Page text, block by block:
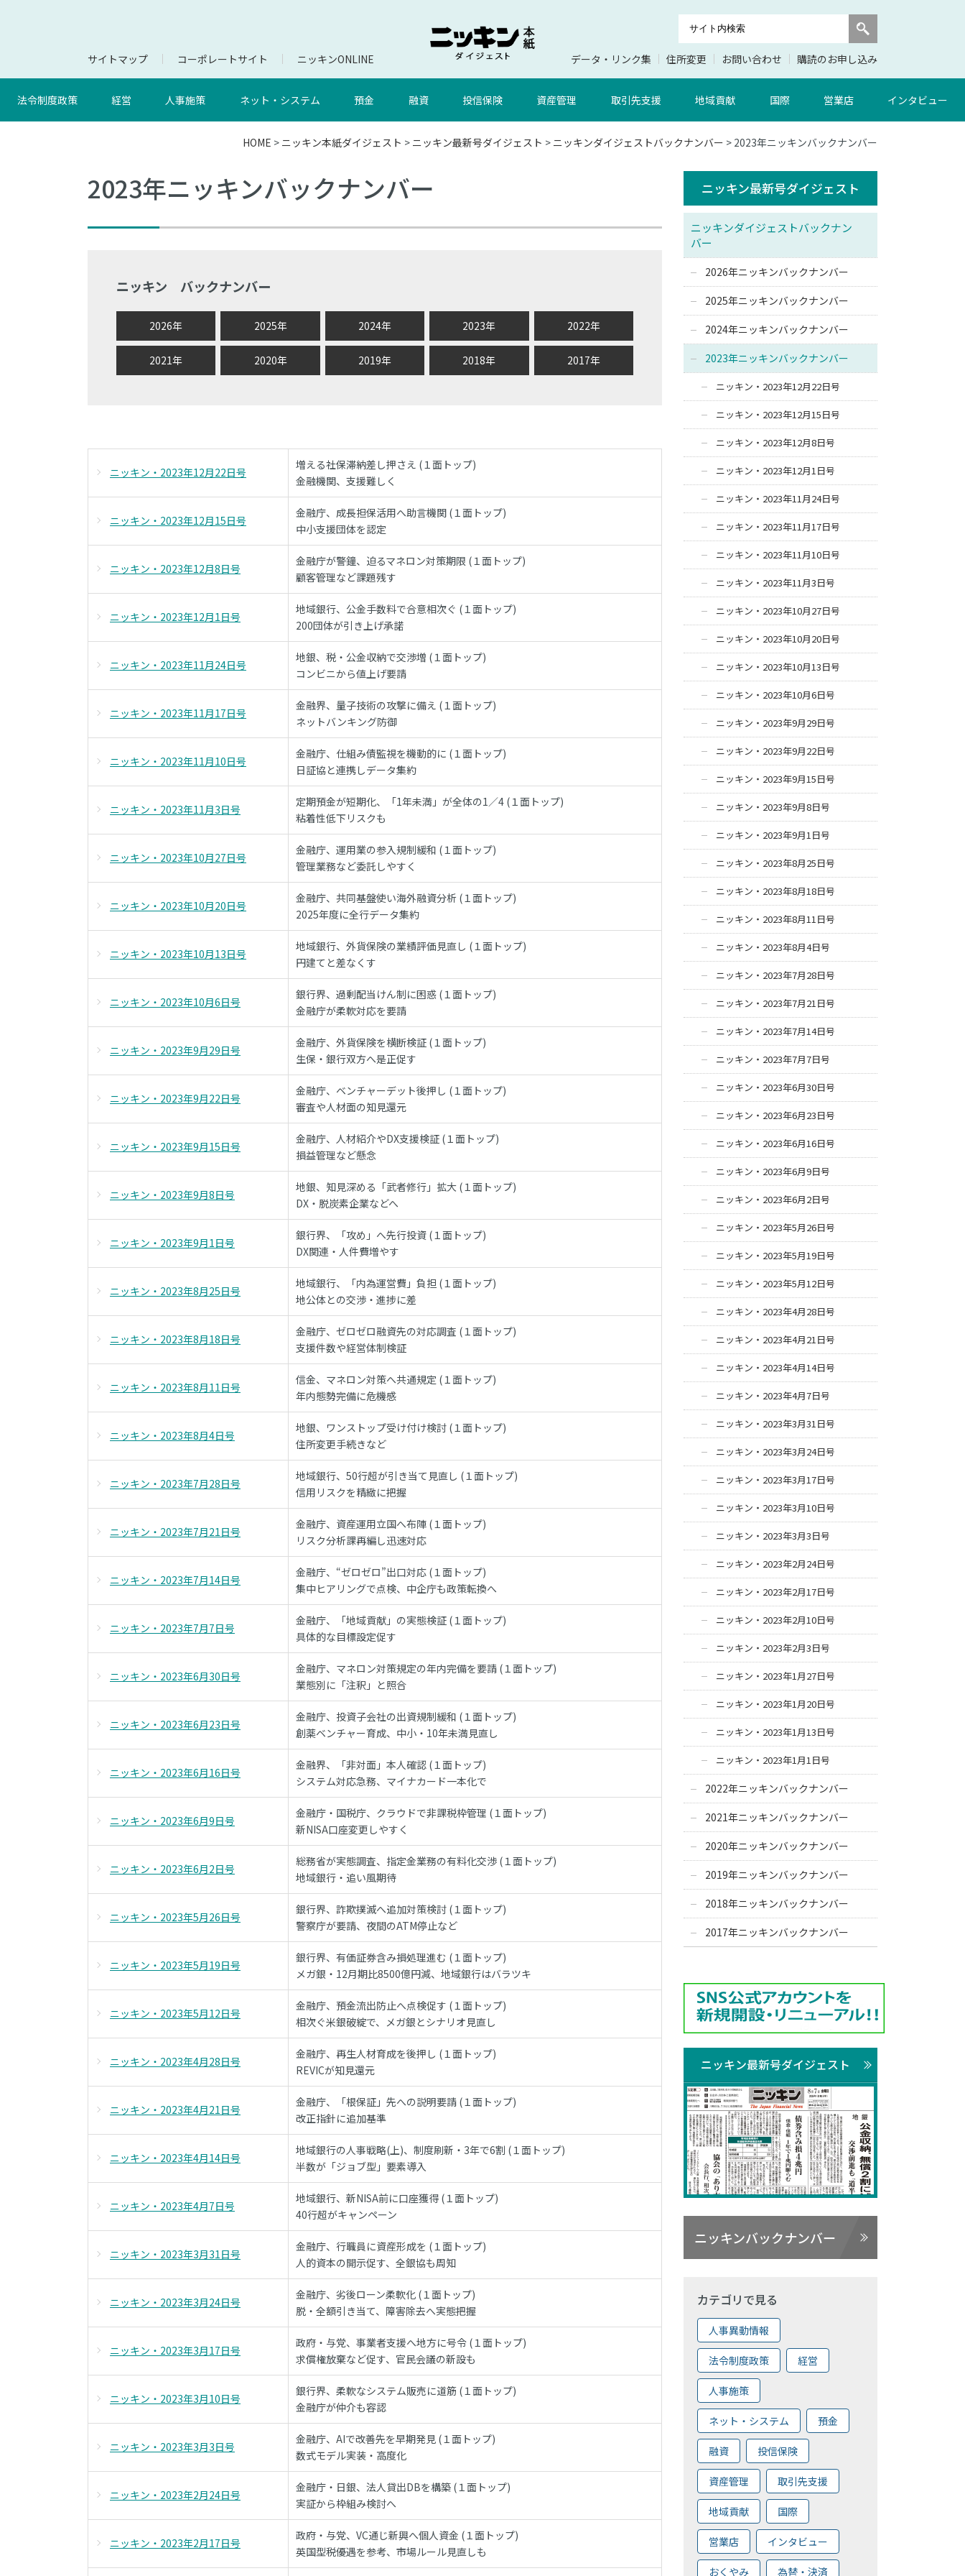
サイトマップ コーポレートサイト ニッキンONLINE データ・リンク集 住所変更 お問い合わせ 購読のお申し込み
法令制度政策 経営 人事施策 ネット・システム 預金 融資 投信保険 資産管理 取引先支援 地域貢献 国際 営業店 インタビュー
HOME > ニッキン本紙ダイジェスト > ニッキン最新号ダイジェスト > ニッキンダイジェストバックナンバー > 2023年ニッキンバックナンバー
2023年ニッキンバックナンバー
ニッキン バックナンバー
2026年 2025年 2024年 2023年 2022年
2021年 2020年 2019年 2018年 2017年
ニッキン・2023年12月22日号
増える社保滞納差し押さえ (１面トップ)
金融機関、支援難しく
ニッキン・2023年12月15日号
金融庁、成長担保活用へ助言機関 (１面トップ)
中小支援団体を認定
ニッキン・2023年12月8日号
金融庁が警鐘、迫るマネロン対策期限 (１面トップ)
顧客管理など課題残す
ニッキン・2023年12月1日号
地域銀行、公金手数料で合意相次ぐ (１面トップ)
200団体が引き上げ承諾
ニッキン・2023年11月24日号
地銀、税・公金収納で交渉増 (１面トップ)
コンビニから値上げ要請
ニッキン・2023年11月17日号
金融界、量子技術の攻撃に備え (１面トップ)
ネットバンキング防御
ニッキン・2023年11月10日号
金融庁、仕組み債監視を機動的に (１面トップ)
日証協と連携しデータ集約
ニッキン・2023年11月3日号
定期預金が短期化、「1年未満」が全体の1／4 (１面トップ)
粘着性低下リスクも
ニッキン・2023年10月27日号
金融庁、運用業の参入規制緩和 (１面トップ)
管理業務など委託しやすく
ニッキン・2023年10月20日号
金融庁、共同基盤使い海外融資分析 (１面トップ)
2025年度に全行データ集約
ニッキン・2023年10月13日号
地域銀行、外貨保険の業績評価見直し (１面トップ)
円建てと差なくす
ニッキン・2023年10月6日号
銀行界、過剰配当けん制に困惑 (１面トップ)
金融庁が柔軟対応を要請
ニッキン・2023年9月29日号
金融庁、外貨保険を横断検証 (１面トップ)
生保・銀行双方へ是正促す
ニッキン・2023年9月22日号
金融庁、ベンチャーデット後押し (１面トップ)
審査や人材面の知見還元
ニッキン・2023年9月15日号
金融庁、人材紹介やDX支援検証 (１面トップ)
損益管理など懸念
ニッキン・2023年9月8日号
地銀、知見深める「武者修行」拡大 (１面トップ)
DX・脱炭素企業などへ
ニッキン・2023年9月1日号
銀行界、「攻め」へ先行投資 (１面トップ)
DX関連・人件費増やす
ニッキン・2023年8月25日号
地域銀行、「内為運営費」負担 (１面トップ)
地公体との交渉・進捗に差
ニッキン・2023年8月18日号
金融庁、ゼロゼロ融資先の対応調査 (１面トップ)
支援件数や経営体制検証
ニッキン・2023年8月11日号
信金、マネロン対策へ共通規定 (１面トップ)
年内態勢完備に危機感
ニッキン・2023年8月4日号
地銀、ワンストップ受け付け検討 (１面トップ)
住所変更手続きなど
ニッキン・2023年7月28日号
地域銀行、50行超が引き当て見直し (１面トップ)
信用リスクを精緻に把握
ニッキン・2023年7月21日号
金融庁、資産運用立国へ布陣 (１面トップ)
リスク分析課再編し迅速対応
ニッキン・2023年7月14日号
金融庁、“ゼロゼロ”出口対応 (１面トップ)
集中ヒアリングで点検、中企庁も政策転換へ
ニッキン・2023年7月7日号
金融庁、「地域貢献」の実態検証 (１面トップ)
具体的な目標設定促す
ニッキン・2023年6月30日号
金融庁、マネロン対策規定の年内完備を要請 (１面トップ)
業態別に「注釈」と照合
ニッキン・2023年6月23日号
金融庁、投資子会社の出資規制緩和 (１面トップ)
創薬ベンチャー育成、中小・10年未満見直し
ニッキン・2023年6月16日号
金融界、「非対面」本人確認 (１面トップ)
システム対応急務、マイナカード一本化で
ニッキン・2023年6月9日号
金融庁・国税庁、クラウドで非課税枠管理 (１面トップ)
新NISA口座変更しやすく
ニッキン・2023年6月2日号
総務省が実態調査、指定金業務の有料化交渉 (１面トップ)
地域銀行・追い風期待
ニッキン・2023年5月26日号
銀行界、詐欺撲滅へ追加対策検討 (１面トップ)
警察庁が要請、夜間のATM停止など
ニッキン・2023年5月19日号
銀行界、有価証券含み損処理進む (１面トップ)
メガ銀・12月期比8500億円減、地域銀行はバラツキ
ニッキン・2023年5月12日号
金融庁、預金流出防止へ点検促す (１面トップ)
相次ぐ米銀破綻で、メガ銀とシナリオ見直し
ニッキン・2023年4月28日号
金融庁、再生人材育成を後押し (１面トップ)
REVICが知見還元
ニッキン・2023年4月21日号
金融庁、「根保証」先への説明要請 (１面トップ)
改正指針に追加基準
ニッキン・2023年4月14日号
地域銀行の人事戦略(上)、制度刷新・3年で6割 (１面トップ)
半数が「ジョブ型」要素導入
ニッキン・2023年4月7日号
地域銀行、新NISA前に口座獲得 (１面トップ)
40行超がキャンペーン
ニッキン・2023年3月31日号
金融庁、行職員に資産形成を (１面トップ)
人的資本の開示促す、全銀協も周知
ニッキン・2023年3月24日号
金融庁、劣後ローン柔軟化 (１面トップ)
脱・全額引き当て、障害除去へ実態把握
ニッキン・2023年3月17日号
政府・与党、事業者支援へ地方に号令 (１面トップ)
求償権放棄など促す、官民会議の新設も
ニッキン・2023年3月10日号
銀行界、柔軟なシステム販売に道筋 (１面トップ)
金融庁が仲介も容認
ニッキン・2023年3月3日号
金融庁、AIで改善先を早期発見 (１面トップ)
数式モデル実装・高度化
ニッキン・2023年2月24日号
金融庁・日銀、法人貸出DBを構築 (１面トップ)
実証から枠組み検討へ
ニッキン・2023年2月17日号
政府・与党、VC通じ新興へ個人資金 (１面トップ)
英国型税優遇を参考、市場ルール見直しも
ニッキン最新号ダイジェスト
ニッキンダイジェストバックナン
バー
2026年ニッキンバックナンバー
2025年ニッキンバックナンバー
2024年ニッキンバックナンバー
2023年ニッキンバックナンバー
ニッキン・2023年12月22日号
ニッキン・2023年12月15日号
ニッキン・2023年12月8日号
ニッキン・2023年12月1日号
ニッキン・2023年11月24日号
ニッキン・2023年11月17日号
ニッキン・2023年11月10日号
ニッキン・2023年11月3日号
ニッキン・2023年10月27日号
ニッキン・2023年10月20日号
ニッキン・2023年10月13日号
ニッキン・2023年10月6日号
ニッキン・2023年9月29日号
ニッキン・2023年9月22日号
ニッキン・2023年9月15日号
ニッキン・2023年9月8日号
ニッキン・2023年9月1日号
ニッキン・2023年8月25日号
ニッキン・2023年8月18日号
ニッキン・2023年8月11日号
ニッキン・2023年8月4日号
ニッキン・2023年7月28日号
ニッキン・2023年7月21日号
ニッキン・2023年7月14日号
ニッキン・2023年7月7日号
ニッキン・2023年6月30日号
ニッキン・2023年6月23日号
ニッキン・2023年6月16日号
ニッキン・2023年6月9日号
ニッキン・2023年6月2日号
ニッキン・2023年5月26日号
ニッキン・2023年5月19日号
ニッキン・2023年5月12日号
ニッキン・2023年4月28日号
ニッキン・2023年4月21日号
ニッキン・2023年4月14日号
ニッキン・2023年4月7日号
ニッキン・2023年3月31日号
ニッキン・2023年3月24日号
ニッキン・2023年3月17日号
ニッキン・2023年3月10日号
ニッキン・2023年3月3日号
ニッキン・2023年2月24日号
ニッキン・2023年2月17日号
ニッキン・2023年2月10日号
ニッキン・2023年2月3日号
ニッキン・2023年1月27日号
ニッキン・2023年1月20日号
ニッキン・2023年1月13日号
ニッキン・2023年1月1日号
2022年ニッキンバックナンバー
2021年ニッキンバックナンバー
2020年ニッキンバックナンバー
2019年ニッキンバックナンバー
2018年ニッキンバックナンバー
2017年ニッキンバックナンバー
ニッキン最新号ダイジェスト
ニッキンバックナンバー
カテゴリで見る
人事異動情報
法令制度政策 経営
人事施策
ネット・システム 預金
融資 投信保険
資産管理 取引先支援
地域貢献 国際
営業店 インタビュー
おくやみ 為替・決済